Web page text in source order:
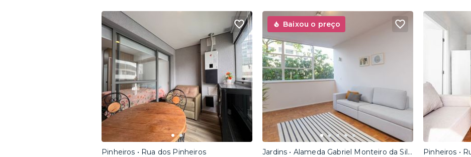
Pinheiros • Rua dos Pinheiros
Baixou o preço
Jardins • Alameda Gabriel Monteiro da Silva
Pinheiros •